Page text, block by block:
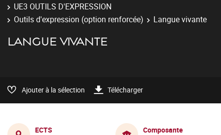
UE3 OUTILS D'EXPRESSION
Outils d'expression (option renforcée)
Langue vivante
LANGUE VIVANTE
Ajouter à la sélection Télécharger
ECTS
Composante